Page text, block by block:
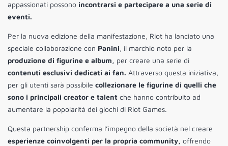
appassionati possono incontrarsi e partecipare a una serie di
eventi.
Per la nuova edizione della manifestazione, Riot ha lanciato una
speciale collaborazione con Panini, il marchio noto per la
produzione di figurine e album, per creare una serie di
contenuti esclusivi dedicati ai fan. Attraverso questa iniziativa,
per gli utenti sarà possibile collezionare le figurine di quelli che
sono i principali creator e talent che hanno contribuito ad
aumentare la popolarità dei giochi di Riot Games.
Questa partnership conferma l’impegno della società nel creare
esperienze coinvolgenti per la propria community, offrendo